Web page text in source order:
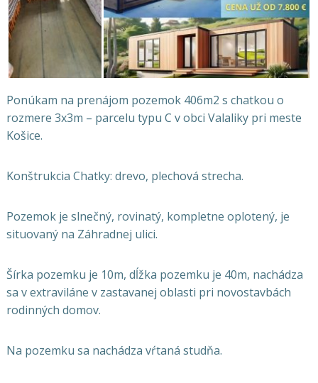
Ponúkam na prenájom pozemok 406m2 s chatkou o
rozmere 3x3m – parcelu typu C v obci Valaliky pri meste
Košice.
Konštrukcia Chatky: drevo, plechová strecha.
Pozemok je slnečný, rovinatý, kompletne oplotený, je
situovaný na Záhradnej ulici.
Šírka pozemku je 10m, dĺžka pozemku je 40m, nachádza
sa v extraviláne v zastavanej oblasti pri novostavbách
rodinných domov.
Na pozemku sa nachádza vŕtaná studňa.